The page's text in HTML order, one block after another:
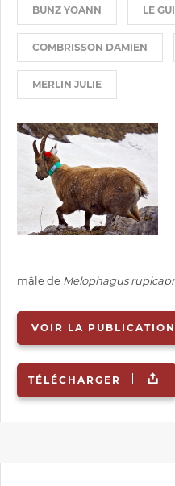
BUNZ YOANN LE
COMBRISSON DAMIEN
MERLIN JULIE
mâle de Melophagus
VOIR LA PUBLICATION
TÉLÉCHARGER